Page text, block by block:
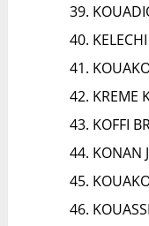
KREME
KOFFI
KONAN